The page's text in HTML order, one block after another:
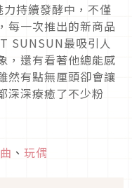
持續發酵中，不僅
每一次推出的新商品
SUNSUN最吸引人
，還有看著他總能感
然有點無厘頭卻會讓
深深療癒了不少粉
、 玩偶